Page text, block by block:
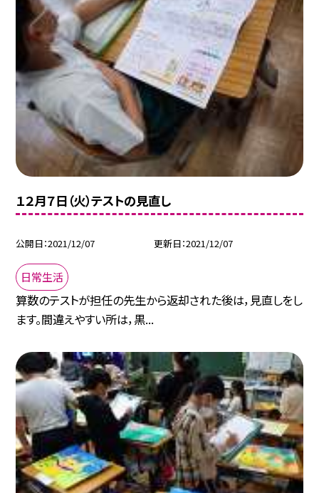
１２月７日（火）テストの見直し
公開日 2021/12/07 更新日 2021/12/07
日常生活
算数のテストが担任の先生から返却された後は，見直しをし
ます。間違えやすい所は，黒...